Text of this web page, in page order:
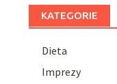
KATEGORIE
Dieta
Imprezy